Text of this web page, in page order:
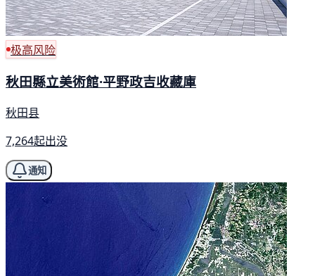
极高风险
秋田縣立美術館·平野政吉收藏庫
秋田县
7,264起出没
通知